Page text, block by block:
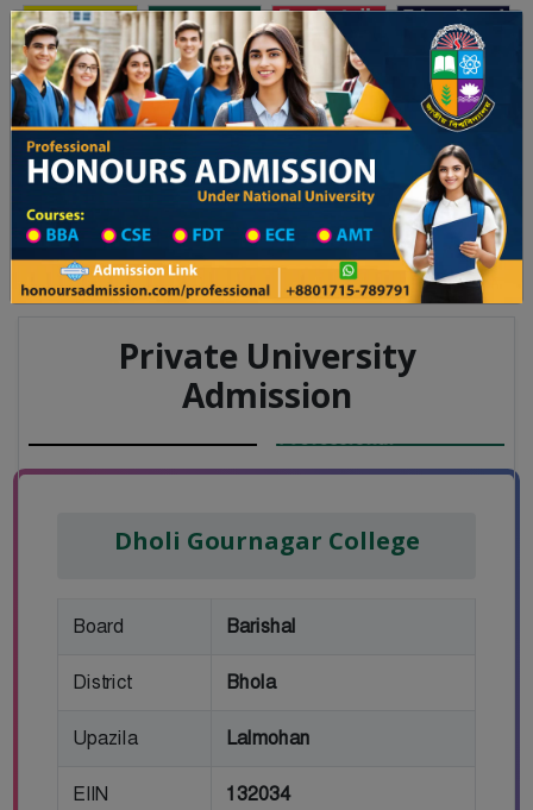
Toggle navigation অনার্স ভর্তি প্রফেশনাল অনার্স
Updates
২০২৫-২৬ শিক্ষাবর্ষের ১ম বর্ষের ভর্তি আবেদন বিজ্ঞপ্তি ঢাকা বিশ্ববিদ্যালয় ২০২৫-২৬
College List District Wise
College List in Bhola District
College Information
Private University
Admission
Dholi Gournagar College
Board Barishal
District Bhola
Upazila Lalmohan
EIIN 132034